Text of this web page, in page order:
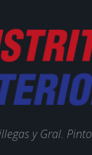
y Gral. Pinto